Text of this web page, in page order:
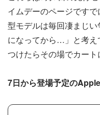
イムデーのページです
型モデルは毎回凄まじ
になってから…」と考え
つけたらその場でカート
7日から登場予定の